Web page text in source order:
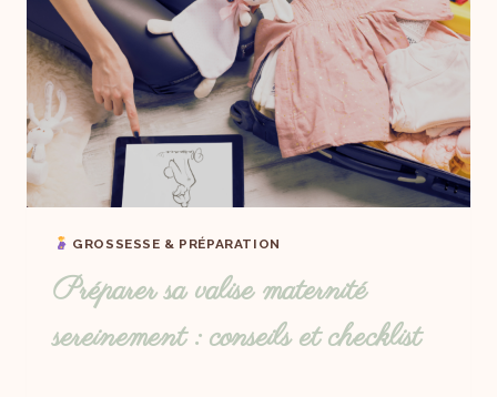
GROSSESSE & PRÉPARATION
Préparer sa valise maternité
sereinement : conseils et checklist